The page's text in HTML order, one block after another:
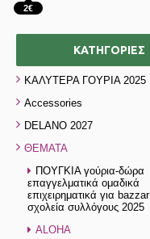
2€
ΚΑΤΗΓΟΡΊΕΣ
ΚΑΛΥΤΕΡΑ ΓΟΥΡΙΑ 2025
Accessories
DELANO 2027
ΘΕΜΑΤΑ
ΠΟΥΓΚΙΑ γούρια-δώρα
επαγγελματικά ομαδικά
επιχειρηματικά για bazzar
σχολεία συλλόγους 2025
ALOHA